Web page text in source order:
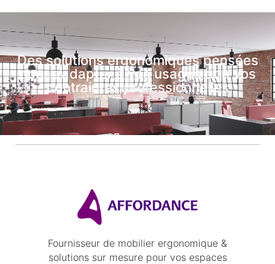
Des solutions ergonomiques pensées
pour s’adapter à vos usages et à vos
contraintes professionnelles
Fournisseur de mobilier ergonomique &
solutions sur mesure pour vos espaces